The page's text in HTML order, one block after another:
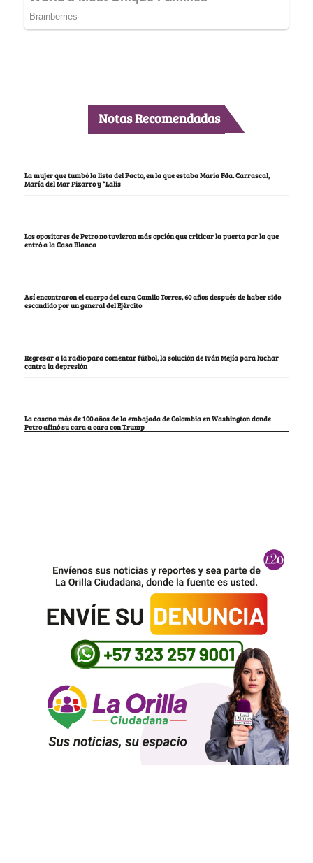
Notas Recomendadas
La mujer que tumbó la lista del Pacto, en la que estaba María Fda. Carrascal,
María del Mar Pizarro y “Lalis
Los opositores de Petro no tuvieron más opción que criticar la puerta por la que
entró a la Casa Blanca
Así encontraron el cuerpo del cura Camilo Torres, 60 años después de haber sido
escondido por un general del Ejército
Regresar a la radio para comentar fútbol, la solución de Iván Mejía para luchar
contra la depresión
La casona más de 100 años de la embajada de Colombia en Washington donde
Petro afinó su cara a cara con Trump